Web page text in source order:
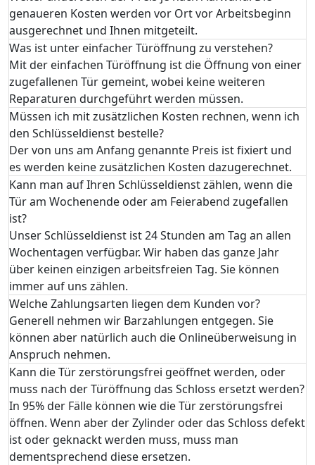
genaueren Kosten werden vor Ort vor Arbeitsbeginn
ausgerechnet und Ihnen mitgeteilt.
Was ist unter einfacher Türöffnung zu verstehen?
Mit der einfachen Türöffnung ist die Öffnung von einer
zugefallenen Tür gemeint, wobei keine weiteren
Reparaturen durchgeführt werden müssen.
Müssen ich mit zusätzlichen Kosten rechnen, wenn ich
den Schlüsseldienst bestelle?
Der von uns am Anfang genannte Preis ist fixiert und
es werden keine zusätzlichen Kosten dazugerechnet.
Kann man auf Ihren Schlüsseldienst zählen, wenn die
Tür am Wochenende oder am Feierabend zugefallen
ist?
Unser Schlüsseldienst ist 24 Stunden am Tag an allen
Wochentagen verfügbar. Wir haben das ganze Jahr
über keinen einzigen arbeitsfreien Tag. Sie können
immer auf uns zählen.
Welche Zahlungsarten liegen dem Kunden vor?
Generell nehmen wir Barzahlungen entgegen. Sie
können aber natürlich auch die Onlineüberweisung in
Anspruch nehmen.
Kann die Tür zerstörungsfrei geöffnet werden, oder
muss nach der Türöffnung das Schloss ersetzt werden?
In 95% der Fälle können wie die Tür zerstörungsfrei
öffnen. Wenn aber der Zylinder oder das Schloss defekt
ist oder geknackt werden muss, muss man
dementsprechend diese ersetzen.